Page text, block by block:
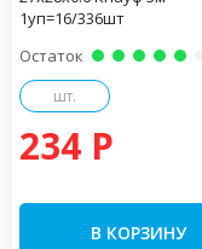
1уп=16/336шт
Остаток
шт.
234 P
В КОРЗИНУ